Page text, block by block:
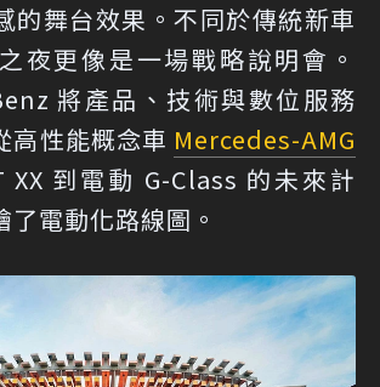
的舞台效果。不同於傳統新車
夜更像是一場戰略說明會。
將產品、技術與數位服務
高性能概念車 Mercedes-AMG
XX 到電動 G-Class 的未來計
電動化路線圖。